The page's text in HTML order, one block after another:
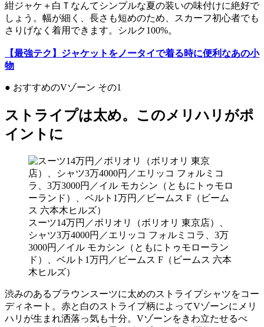
紺ジャケ＋白Ｔなんてシンプルな夏の装いの味付けに絶好で
しょう。幅が細く、長さも短めのため、スカーフ初心者でも
さりげなく着用できます。シルク100%。
【最強テク】ジャケットをノータイで着る時に便利なあの小
物
● おすすめのVゾーン その1
ストライプは太め。このメリハリがポ
イントに
スーツ14万円／ボリオリ（ボリオリ 東京店）、
シャツ3万4000円／エリッコ フォルミコラ、3万
3000円／イル モカシン（ともにトゥモローラン
ド）、ベルト1万円／ビームス F（ビームス 六本
木ヒルズ）
渋みのあるブラウンスーツに太めのストライプシャツをコー
ディネート。赤と白のストライプ柄によってVゾーンにメリ
ハリが生まれ洒落っ気も十分。Vゾーンをきわ立たせるべ